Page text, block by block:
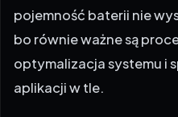
pojemność baterii nie
bo równie ważne są
optymalizacja systemu i
aplikacji w tle.